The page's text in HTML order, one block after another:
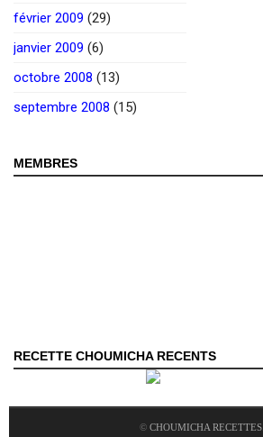
février 2009 (29)
janvier 2009 (6)
octobre 2008 (13)
septembre 2008 (15)
MEMBRES
RECETTE CHOUMICHA RECENTS
© CHOUMICHA RECETTES.